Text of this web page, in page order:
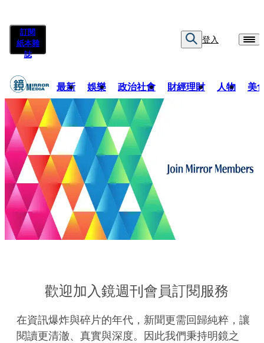
訂閱
紙本雜
誌
登入
最新 娛樂 政治社會 財經理財 人物 美
歡迎加入鏡週刊會員訂閱服務
在資訊爆炸與碎片的年代，新聞更需回歸純粹，讓
閱讀更清澈、真實與深度。因此我們秉持明鏡之